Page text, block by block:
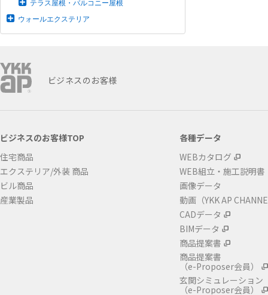
テラス屋根・バルコニー屋根
ウォールエクステリア
ビジネスのお客様
ビジネスのお客様TOP
住宅商品
エクステリア/外装 商品
ビル商品
産業製品
各種データ
WEBカタログ
WEB組立・施工説明書
画像データ
動画（YKK AP
CADデータ
BIMデータ
商品提案書
商品提案書
（e-Proposer会員）
玄関シミュレーション
（e-Proposer会員）